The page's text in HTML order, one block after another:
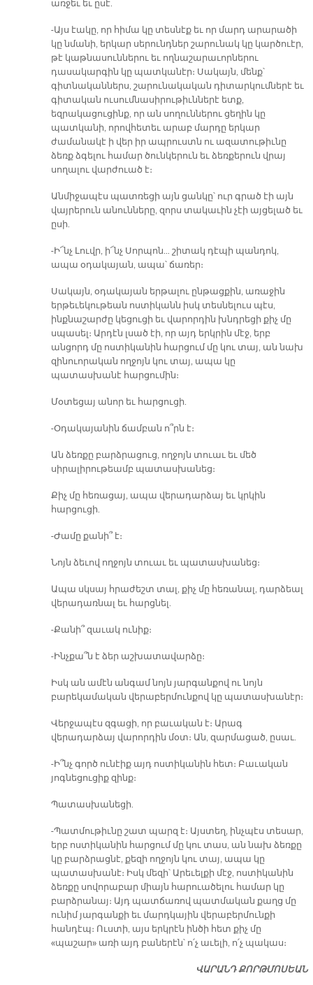
առջեւ եւ ըսէ.
-Այս էակը, որ հիմա կը տեսնէք եւ որ մարդ արարածի
կը նմանի, երկար սերունդներ շարունակ կը կարծուէր,
թէ կաթնասուններու եւ ողնաշարաւորներու
դասակարգին կը պատկանէր։ Սակայն, մենք՝
գիտնականներս, շարունակական դիտարկումներէ եւ
գիտական ուսումնասիրութիւններէ ետք,
եզրակացուցինք, որ ան սողուններու ցեղին կը
պատկանի, որովհետեւ արաբ մարդը երկար
ժամանակէ ի վեր իր ապրուստն ու ազատութիւնը
ձեռք ձգելու համար ծունկերուն եւ ձեռքերուն վրայ
սողալու վարժուած է։
Անմիջապէս պատռեցի այն ցանկը՝ ուր գրած էի այն
վայրերուն անունները, զորս տակաւին չէի այցելած եւ
ըսի.
-Ի՜նչ Լուվր, ի՜նչ Սորպոն… շիտակ դէպի պանդոկ,
ապա օդակայան, ապա՝ ճառեր։
Սակայն, օդակայան երթալու ընթացքին, առաջին
երթեւեկութեան ոստիկանն իսկ տեսնելուս պէս,
ինքնաշարժը կեցուցի եւ վարորդին խնդրեցի քիչ մը
սպասել։ Արդէն լսած էի, որ այդ երկրին մէջ, երբ
անցորդ մը ոստիկանին հարցում մը կու տայ, ան նախ
զինուորական ողջոյն կու տայ, ապա կը
պատասխանէ հարցումին։
Մօտեցայ անոր եւ հարցուցի.
-Օդակայանին ճամբան ո՞րն է։
Ան ձեռքը բարձրացուց, ողջոյն տուաւ եւ մեծ
սիրալիրութեամբ պատասխանեց։
Քիչ մը հեռացայ, ապա վերադարձայ եւ կրկին
հարցուցի.
-Ժամը քանի՞ է։
Նոյն ձեւով ողջոյն տուաւ եւ պատասխանեց։
Ապա սկսայ հրաժեշտ տալ, քիչ մը հեռանալ, դարձեալ
վերադառնալ եւ հարցնել.
-Քանի՞ զաւակ ունիք։
-Ինչքա՞ն է ձեր աշխատավարձը։
Իսկ ան ամէն անգամ նոյն յարգանքով ու նոյն
բարեկամական վերաբերմունքով կը պատասխանէր։
Վերջապէս զգացի, որ բաւական է։ Արագ
վերադարձայ վարորդին մօտ։ Ան, զարմացած, ըսաւ.
-Ի՞նչ գործ ունէիք այդ ոստիկանին հետ։ Բաւական
յոգնեցուցիք զինք։
Պատասխանեցի.
-Պատմութիւնը շատ պարզ է։ Այստեղ, ինչպէս տեսար,
երբ ոստիկանին հարցում մը կու տաս, ան նախ ձեռքը
կը բարձրացնէ, քեզի ողջոյն կու տայ, ապա կը
պատասխանէ։ Իսկ մեզի՝ Արեւելքի մէջ, ոստիկանին
ձեռքը սովորաբար միայն հարուածելու համար կը
բարձրանայ։ Այդ պատճառով պատմական քաղց մը
ունիմ յարգանքի եւ մարդկային վերաբերմունքի
հանդէպ։ Ուստի, այս երկրէն ինծի հետ քիչ մը
«պաշար» առի այդ բաներէն՝ ո՛չ աւելի, ո՛չ պակաս։
ՎԱՐԱՆԴ ՔՈՐԹՄՈՍԵԱՆ